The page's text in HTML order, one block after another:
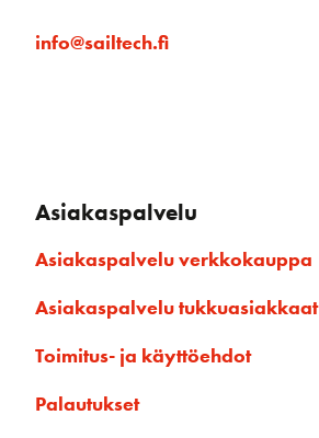
info@sailtech.fi
Asiakaspalvelu
Asiakaspalvelu verkkokauppa
Asiakaspalvelu tukkuasiakkaat
Toimitus- ja käyttöehdot
Palautukset